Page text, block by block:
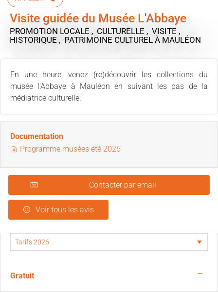
Visite guidée du Musée L'Abbaye
PROMOTION LOCALE , CULTURELLE , VISITE ,
HISTORIQUE , PATRIMOINE CULTUREL À MAULÉON
En une heure, venez (re)découvrir les collections du
musée l'Abbaye à Mauléon en suivant les pas de la
médiatrice culturelle.
Documentation
Programme musées été 2026
Contacter par email
Voir tous les avis
Gratuit —